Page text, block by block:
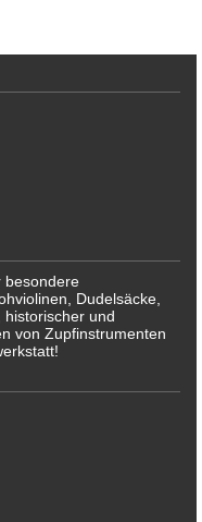
besondere
Dudelsäcke,
historischer und
von Zupfinstrumenten